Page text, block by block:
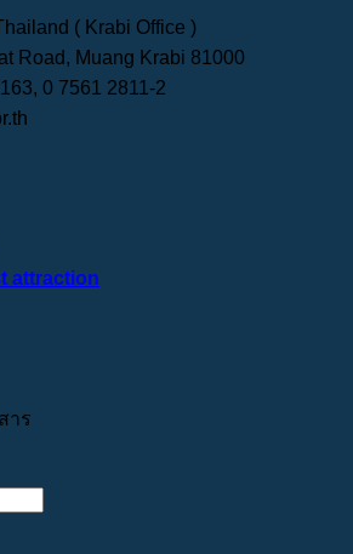
( Krabi Office )
Road, Muang Krabi 81000
0 7561 2811-2
attraction
าร